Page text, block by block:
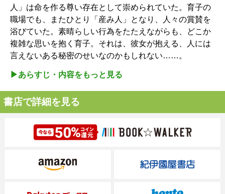
人」は命を作る尊い存在として崇められていた。育子の
職場でも、またひとり「産み人」となり、人々の賞賛を
浴びていた。素晴らしい行為をたたえながらも、どこか
複雑な思いを抱く育子。それは、彼女が抱える、人には
言えないある秘密のせいなのかもしれない……。
▶︎あらすじ・内容をもっと見る
書店で詳細を見る